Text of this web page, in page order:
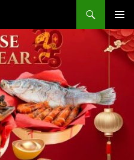
MENU